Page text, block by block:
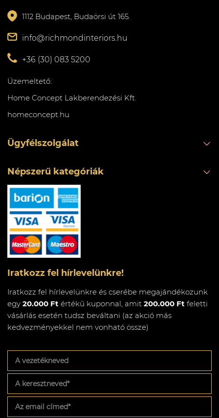
1112 Budapest, Budaörsi út 165.
info@richmondinteriors.hu
+36 (30) 083 5200
Üzemeltető:
Home Concept Lakberendezési Kft.
homeconcept.hu
Ügyfélszolgálat
Népszerű kategóriák
Iratkozz fel hírlevelünkre!
Iratkozz fel hírlevelünkre és cserébe megajándékozunk
egy 20.000 Ft értékű kuponnal, amit 200.000 Ft feletti
vásárlás esetén tudsz beváltani (az akció más
kedvezményekkel nem vonható össze)
vezetékneved
keresztneved*
email